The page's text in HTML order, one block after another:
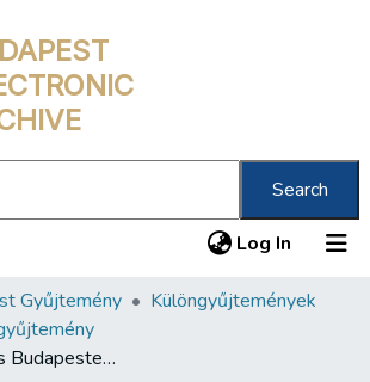
Search
Log In (current)
Gyűjtemény
Különgyűjtemények
Felhőszakadás Budapesten (1932. július 11-én.)